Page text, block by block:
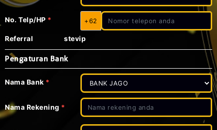
No. Telp/HP * +62
Referral stevip
Pengaturan Bank
Nama Bank *
Nama Rekening *